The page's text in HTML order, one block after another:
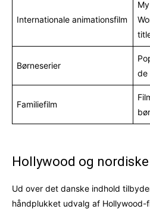
Internationale animationsfilm
Børneserier
de
Familiefilm
Hollywood og
Ud over det danske indhold
håndplukket udvalg af Hollywood-